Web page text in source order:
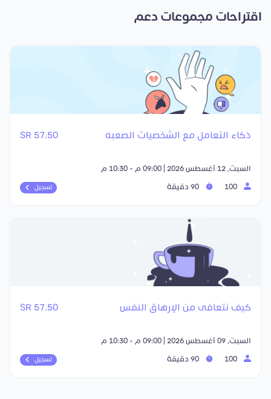
اقتراحات مجموعات دعم
ذكاء التعامل مع الشخصيات الصعبه 57.50 SR
السبت, 12 أغسطس 2026 | 09:00 م - 10:30 م
تسجيل
كيف نتعافى من الإرهاق النفس 57.50 SR
السبت, 09 أغسطس 2026 | 09:00 م - 10:30 م
تسجيل